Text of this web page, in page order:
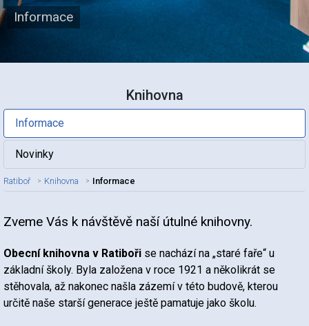
Informace
Knihovna
Informace
Novinky
Ratiboř Knihovna Informace
Nadpis článku
Zveme Vás k návštěvě naší útulné knihovny.
Obecní knihovna v Ratiboři se nachází na „staré faře“ u
základní školy. Byla založena v roce 1921 a několikrát se
stěhovala, až nakonec našla zázemí v této budově, kterou
určitě naše starší generace ještě pamatuje jako školu.